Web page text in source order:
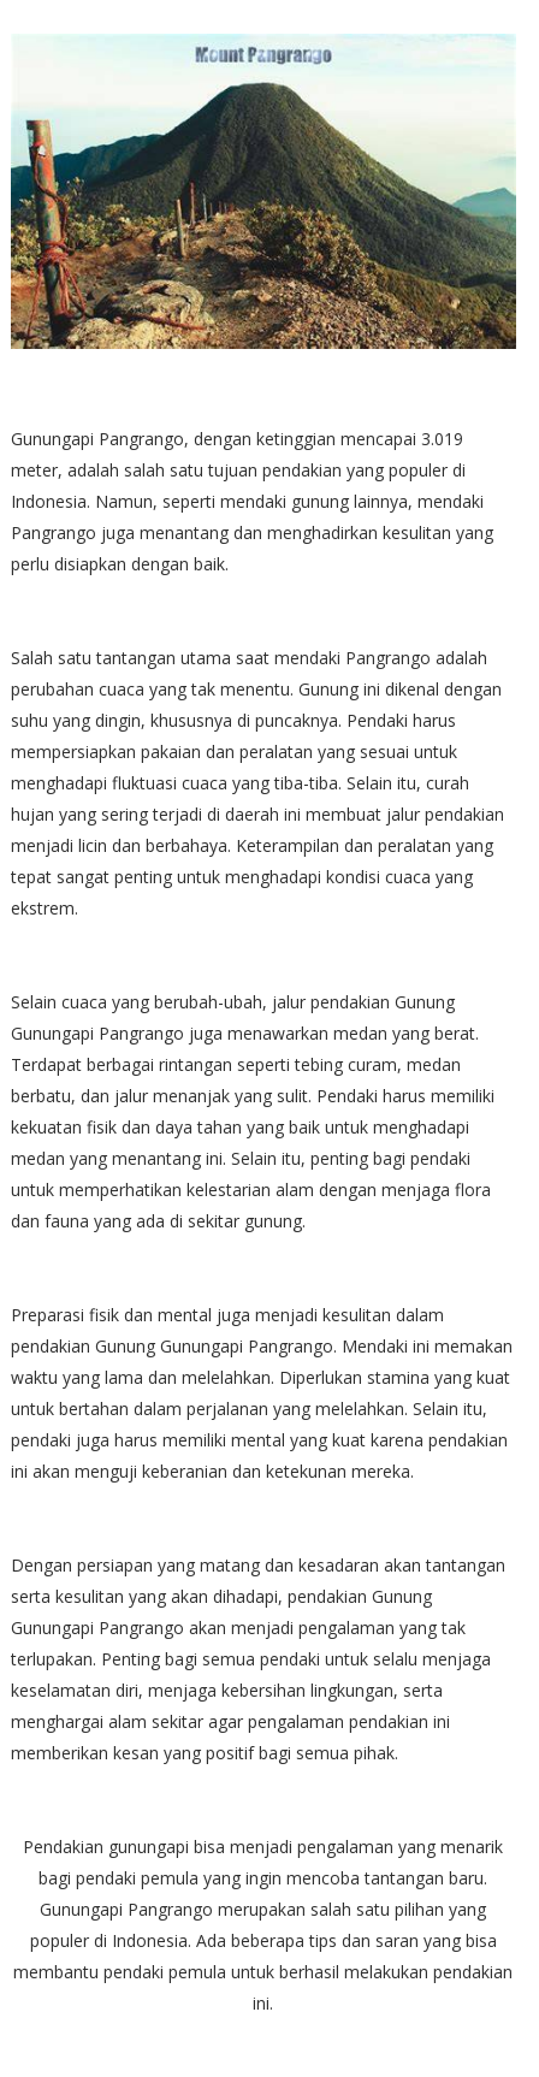
Gunungapi Pangrango, dengan ketinggian mencapai 3.019
meter, adalah salah satu tujuan pendakian yang populer di
Indonesia. Namun, seperti mendaki gunung lainnya, mendaki
Pangrango juga menantang dan menghadirkan kesulitan yang
perlu disiapkan dengan baik.
Salah satu tantangan utama saat mendaki Pangrango adalah
perubahan cuaca yang tak menentu. Gunung ini dikenal dengan
suhu yang dingin, khususnya di puncaknya. Pendaki harus
mempersiapkan pakaian dan peralatan yang sesuai untuk
menghadapi fluktuasi cuaca yang tiba-tiba. Selain itu, curah
hujan yang sering terjadi di daerah ini membuat jalur pendakian
menjadi licin dan berbahaya. Keterampilan dan peralatan yang
tepat sangat penting untuk menghadapi kondisi cuaca yang
ekstrem.
Selain cuaca yang berubah-ubah, jalur pendakian Gunung
Gunungapi Pangrango juga menawarkan medan yang berat.
Terdapat berbagai rintangan seperti tebing curam, medan
berbatu, dan jalur menanjak yang sulit. Pendaki harus memiliki
kekuatan fisik dan daya tahan yang baik untuk menghadapi
medan yang menantang ini. Selain itu, penting bagi pendaki
untuk memperhatikan kelestarian alam dengan menjaga flora
dan fauna yang ada di sekitar gunung.
Preparasi fisik dan mental juga menjadi kesulitan dalam
pendakian Gunung Gunungapi Pangrango. Mendaki ini memakan
waktu yang lama dan melelahkan. Diperlukan stamina yang kuat
untuk bertahan dalam perjalanan yang melelahkan. Selain itu,
pendaki juga harus memiliki mental yang kuat karena pendakian
ini akan menguji keberanian dan ketekunan mereka.
Dengan persiapan yang matang dan kesadaran akan tantangan
serta kesulitan yang akan dihadapi, pendakian Gunung
Gunungapi Pangrango akan menjadi pengalaman yang tak
terlupakan. Penting bagi semua pendaki untuk selalu menjaga
keselamatan diri, menjaga kebersihan lingkungan, serta
menghargai alam sekitar agar pengalaman pendakian ini
memberikan kesan yang positif bagi semua pihak.
Pendakian gunungapi bisa menjadi pengalaman yang menarik
bagi pendaki pemula yang ingin mencoba tantangan baru.
Gunungapi Pangrango merupakan salah satu pilihan yang
populer di Indonesia. Ada beberapa tips dan saran yang bisa
membantu pendaki pemula untuk berhasil melakukan pendakian
ini.